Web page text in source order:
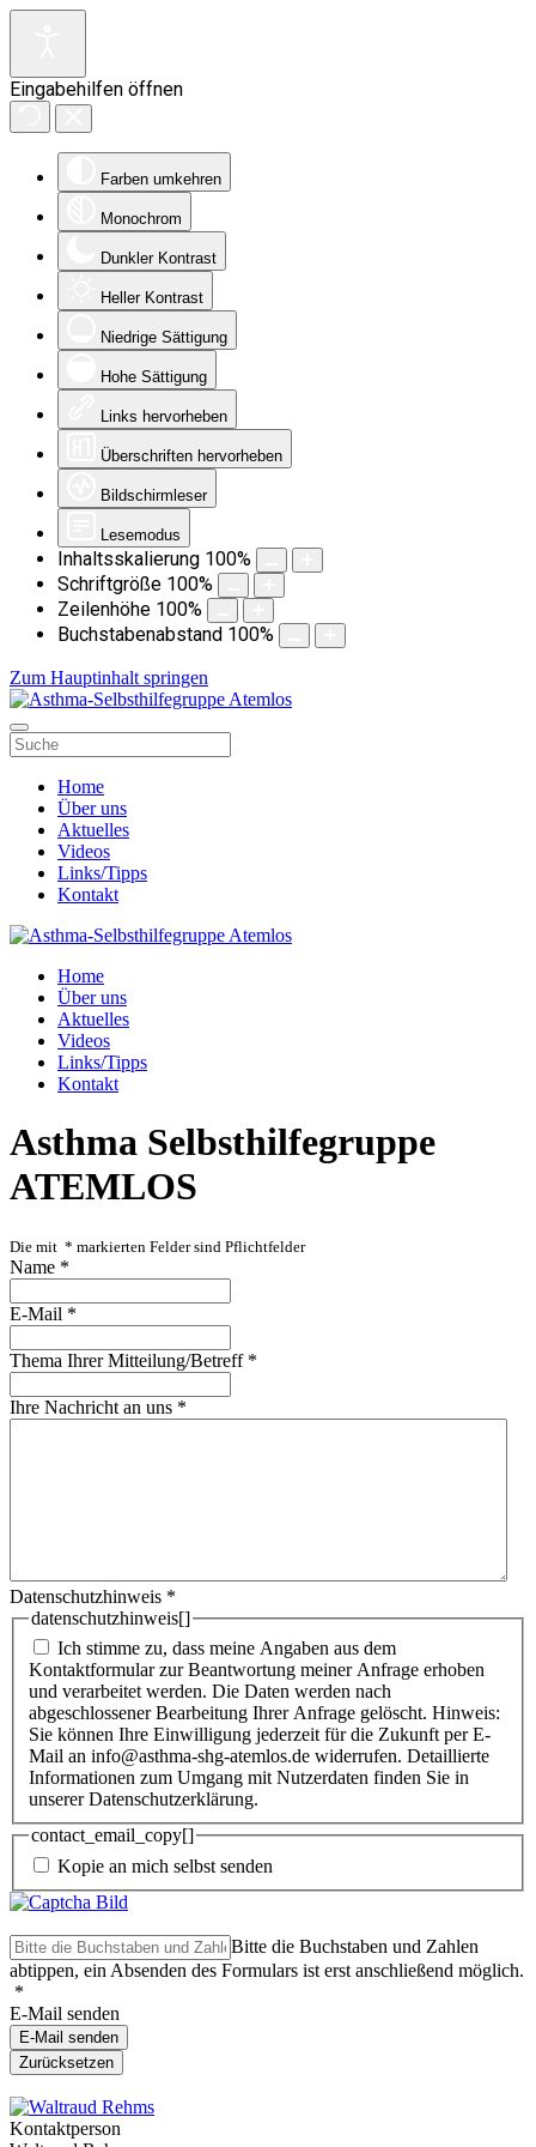
Eingabehilfen öffnen
Farben umkehren
Monochrom
Dunkler Kontrast
Heller Kontrast
Niedrige Sättigung
Hohe Sättigung
Links hervorheben
Überschriften hervorheben
Bildschirmleser
Lesemodus
Inhaltsskalierung 100%
Schriftgröße 100%
Zeilenhöhe 100%
Buchstabenabstand 100%
Zum Hauptinhalt springen
Home
Über uns
Aktuelles
Videos
Links/Tipps
Kontakt
Home
Über uns
Aktuelles
Videos
Links/Tipps
Kontakt
Asthma Selbsthilfegruppe
ATEMLOS
Die mit * markierten Felder sind Pflichtfelder
Name *
E-Mail *
Thema Ihrer Mitteilung/Betreff*
Ihre Nachricht an uns *
Datenschutzhinweis *
datenschutzhinweis[]
Ich stimme zu, dass meine Angaben aus dem
Kontaktformular zur Beantwortung meiner Anfrage erhoben
und verarbeitet werden. Die Daten werden nach
abgeschlossener Bearbeitung Ihrer Anfrage gelöscht. Hinweis:
Sie können Ihre Einwilligung jederzeit für die Zukunft per E-
Mail an info@asthma-shg-atemlos.de widerrufen. Detaillierte
Informationen zum Umgang mit Nutzerdaten finden Sie in
unserer Datenschutzerklärung.
contact_email_copy[]
Kopie an mich selbst senden
Bitte die Buchstaben und Zahlen
abtippen, ein Absenden des Formulars ist erst anschließend möglich.
*
E-Mail senden
E-Mail senden
Zurücksetzen
Kontaktperson